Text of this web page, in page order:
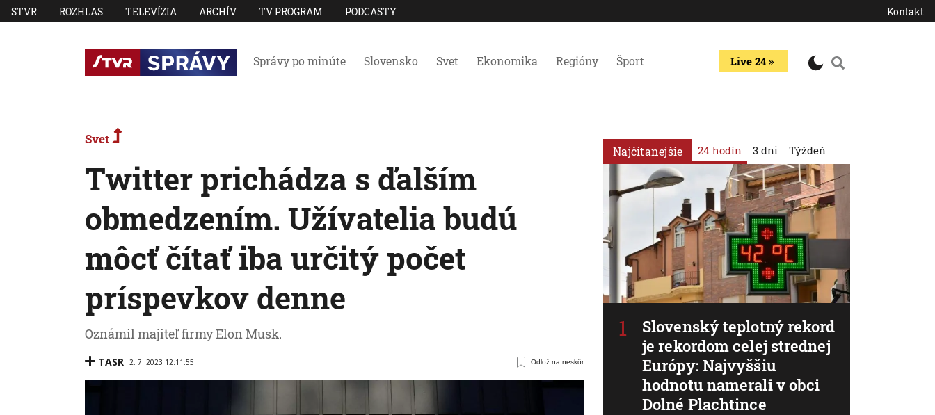
STVR ROZHLAS TELEVÍZIA ARCHÍV TV PROGRAM PODCASTY Kontakt
Správy po minúte Slovensko Svet Ekonomika Regióny Šport Live 24
Svet
Twitter prichádza s ďalším
obmedzením. Užívatelia budú
môcť čítať iba určitý počet
príspevkov denne
Oznámil majiteľ firmy Elon Musk.
TASR 2. 7. 2023 12:11:55 Odlož na neskôr
Najčítanejšie 24 hodín
Slovenský teplotný rekord
je rekordom celej strednej
Európy: Najvyššiu
hodnotu namerali v obci
Dolné Plachtince
3 dni Týždeň